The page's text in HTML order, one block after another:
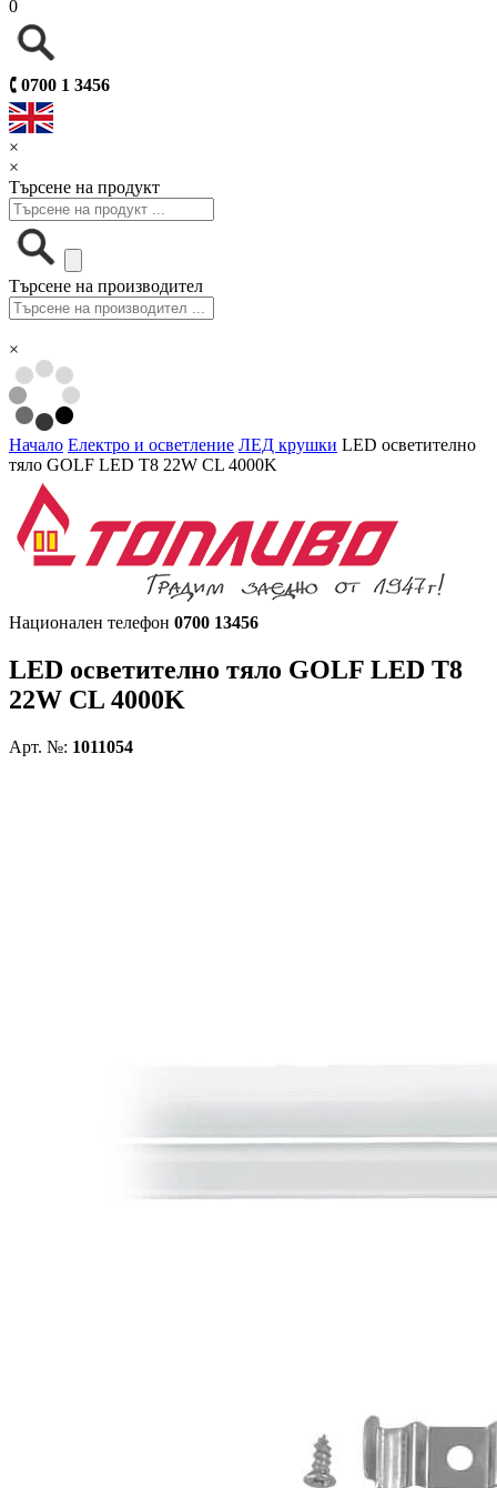
0
🕻 0700 1 3456
×
×
Търсене на продукт
Търсене на производител
×
Начало Електро и осветление ЛЕД крушки LED осветително
тяло GOLF LED T8 22W CL 4000K
Национален телефон 0700 13456
LED осветително тяло GOLF LED T8
22W CL 4000K
Арт. №: 1011054